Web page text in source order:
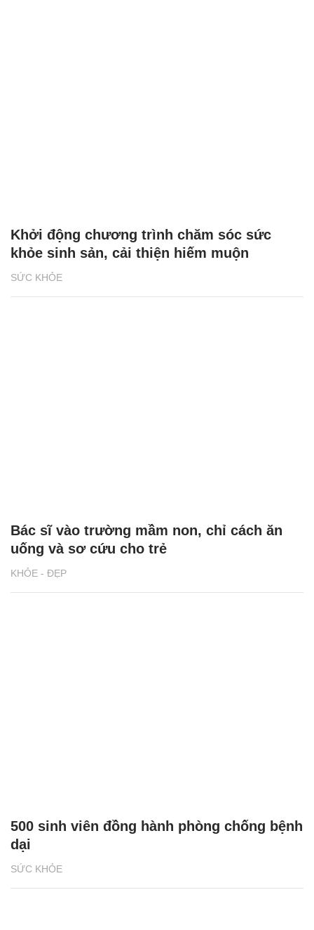
SỨC KHỎE
Khởi động chương trình chăm sóc sức
khỏe sinh sản, cải thiện hiếm muộn
KHỎE - ĐẸP
Bác sĩ vào trường mầm non, chỉ cách ăn
uống và sơ cứu cho trẻ
SỨC KHỎE
500 sinh viên đồng hành phòng chống bệnh
dại